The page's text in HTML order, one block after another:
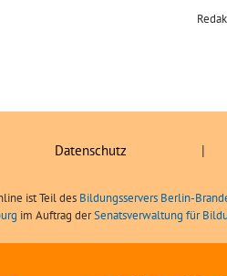
Datenschutz |
ist Teil des Bildungsservers Berlin-
im Auftrag derSenatsverwaltung für